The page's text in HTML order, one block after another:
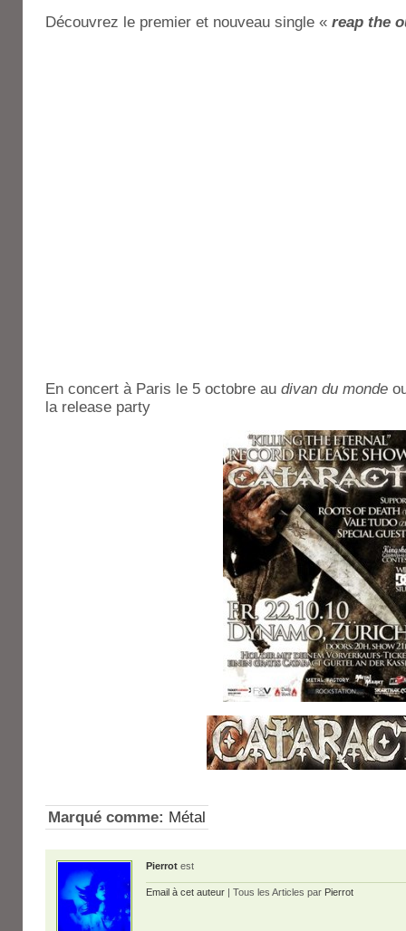
Découvrez le premier et nouveau single « reap the
En concert à Paris le 5 octobre au divan du monde
la release party
Marqué comme: Métal
Pierrot est
Email à cet auteur | Tous les Articles par Pierrot